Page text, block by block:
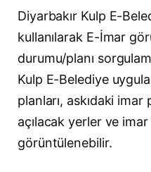
Diyarbakır Kulp E-
kullanılarak E-İmar
durumu/planı
Kulp E-Belediye
planları, askıdaki imar
açılacak yerler ve
görüntülenebilir.